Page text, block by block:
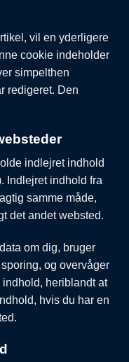
vil en yderligere
cookie indeholder
simpelthen
redigeret. Den
indlejret indhold
Indlejret indhold fra
samme måde,
det andet websted.
om dig, bruger
og overvåger
heriblandt at
hvis du har en